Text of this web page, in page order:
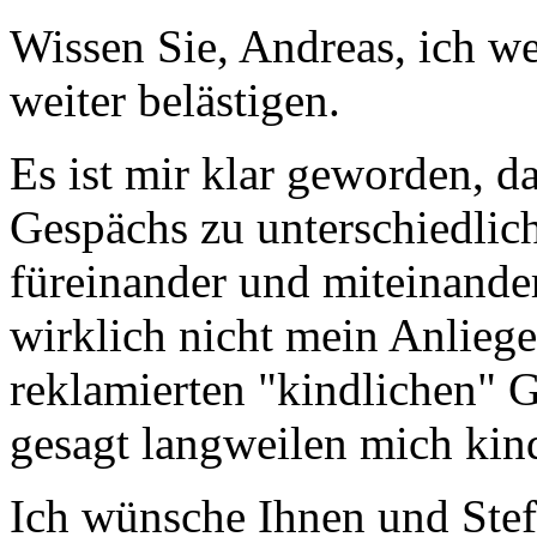
Wissen Sie, Andreas, ich
weiter belästigen.
Es ist mir klar geworden,
Gespächs zu
füreinander und
wirklich nicht mein
reklamierten "kindlichen"
gesagt langweilen mich
Ich wünsche Ihnen und